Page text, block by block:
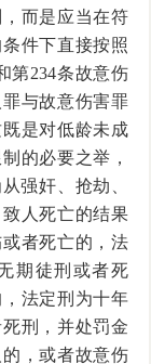
而是应当在符
件下直接按照
第234条故意伤
与故意伤害罪
是对低龄未成
的必要之举，
强奸、抢劫、
人死亡的结果
者死亡的，法
期徒刑或者死
法定刑为十年
刑，并处罚金
，或者故意伤